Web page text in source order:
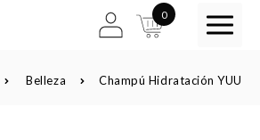
0
Belleza Champú Hidratación YUU